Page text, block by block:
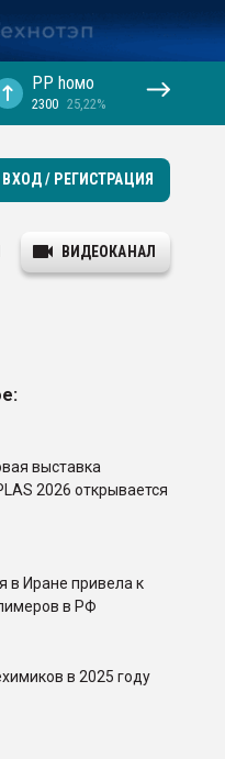
PP hомо
2300 25,22%
ВХОД / РЕГИСТРАЦИЯ
ВИДЕОКАНАЛ
выставка
2026 открывается
в Иране привела к
в РФ
в 2025 году